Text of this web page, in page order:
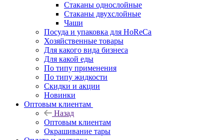
Стаканы однослойные
Стаканы двухслойные
Чаши
Посуда и упаковка для HoReCa
Хозяйственные товары
Для какого вида бизнеса
Для какой еды
По типу применения
По типу жидкости
Скидки и акции
Новинки
Оптовым клиентам
Назад
Оптовым клиентам
Окрашивание тары